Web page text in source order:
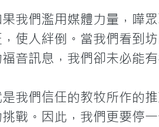
我們濫用媒體力量，嘩
使人絆倒。當我們看到
音訊息，我們卻未必能
我們信任的教牧所作的
戰。因此，我們更要停